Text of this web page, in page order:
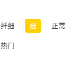
纤细 细 正常
热门